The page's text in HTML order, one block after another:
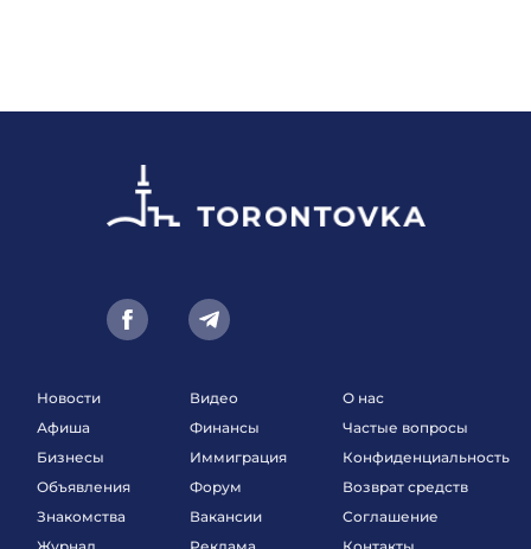
Новости
Афиша
Бизнесы
Объявления
Знакомства
Видео
Финансы
Иммиграция
Форум
Вакансии
О нас
Частые вопросы
Конфиденциальность
Возврат средств
Соглашение